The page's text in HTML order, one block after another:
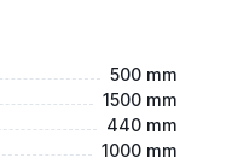
500 mm
1500 mm
440 mm
1000 mm